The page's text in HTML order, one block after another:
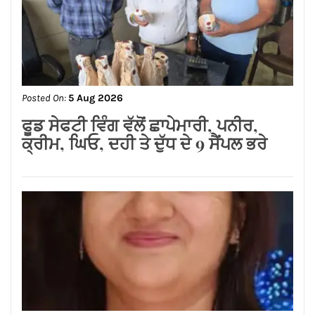
Posted On:5 Aug 2026
एलायंस क्लब जालंधर वेस्ट ने 101 पौधे लगाकर
दिया पर्यावरण संरक्षण का संदेश
5 Aug 2026
ਫੂਡ ਸੇਫਟੀ ਵਿੰਗ ਵੱਲੋਂ ਛਾਪੇਮਾਰੀ, ਪਨੀਰ,
ਕ੍ਰੀਮ, ਘਿਓ, ਦਹੀ ਤੇ ਦੁੱਧ ਦੇ 9 ਸੈਂਪਲ ਭਰੇ